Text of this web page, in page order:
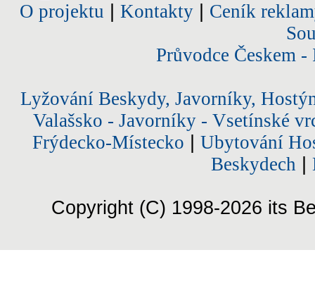
O projektu Kontakty| Ceník
Průvodce Českem
Lyžování Beskydy, Javorníky,
Valašsko - Javorníky - Vsetínské
Frýdecko-Místecko
Ubytování
Beskydech
Copyright (C) 1998-2026 its